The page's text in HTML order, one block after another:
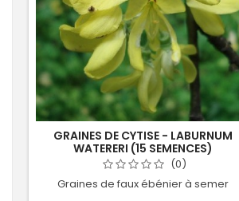
GRAINES DE CYTISE - LABURNUM
WATERERI (15 SEMENCES)
(0)
Graines de faux ébénier à semer